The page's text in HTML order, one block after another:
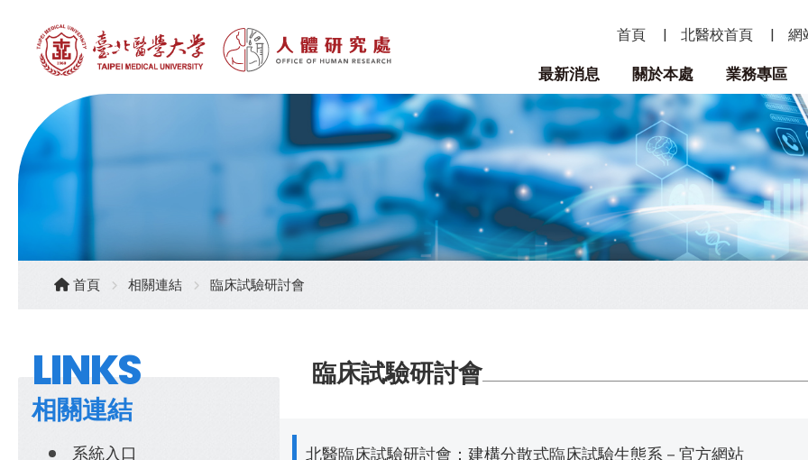
首頁 北醫校首頁 網
最新消息 關於本處 業務專區
首頁 相關連結 臨床試驗研討會
LINKS
相關連結
系統入口
臨床試驗研討會
北醫臨床試驗研討會：建構分散式臨床試驗生態系－官方網站